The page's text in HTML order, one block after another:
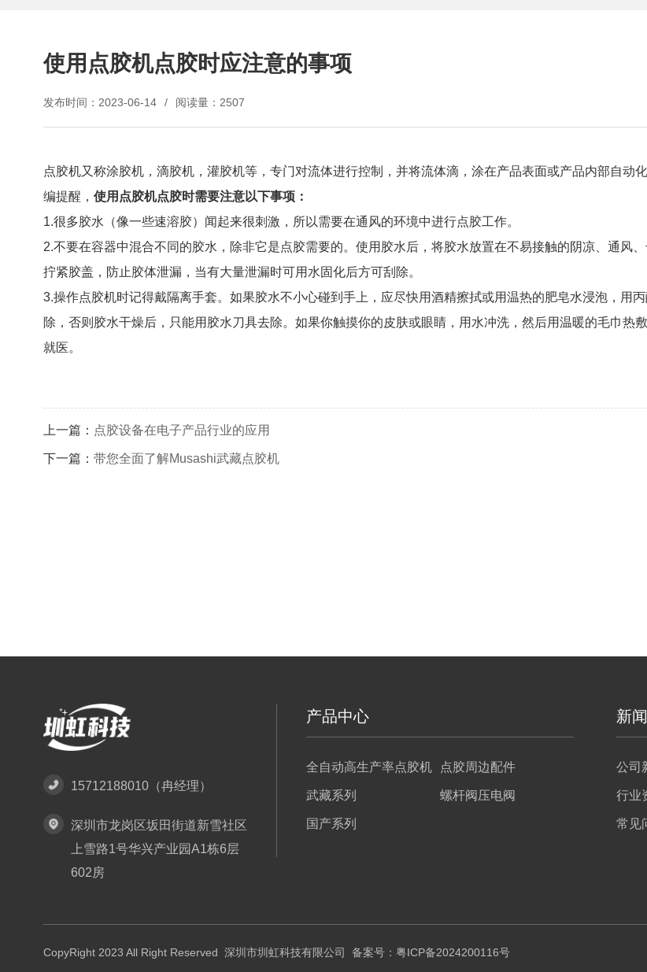
使用点胶机点胶时应注意的事项
发布时间：2023-06-14 / 阅读量：2507
点胶机又称涂胶机，滴胶机，灌胶机等，专门对流体进行控制，并将流体滴，涂在产品表面或产品内部自动
编提醒，使用点胶机点胶时需要注意以下事项：
1.很多胶水（像一些速溶胶）闻起来很刺激，所以需要在通风的环境中进行点胶工作。
2.不要在容器中混合不同的胶水，除非它是点胶需要的。使用胶水后，将胶水放置在不易接触的阴凉、通风、
拧紧胶盖，防止胶体泄漏，当有大量泄漏时可用水固化后方可刮除。
3.操作点胶机时记得戴隔离手套。如果胶水不小心碰到手上，应尽快用酒精擦拭或用温热的肥皂水浸泡，用
除，否则胶水干燥后，只能用胶水刀具去除。如果你触摸你的皮肤或眼睛，用水冲洗，然后用温暖的毛巾热
就医。
上一篇： 点胶设备在电子产品行业的应用
下一篇：带您全面了解Musashi武藏点胶机
15712188010（冉经理）
深圳市龙岗区坂田街道新雪社区
上雪路1号华兴产业园A1栋6层
602房
产品中心
全自动高生产率点胶机 点胶周边配件
武藏系列 螺杆阀压电阀
国产系列
新
公司
行业
常见
CopyRight 2023 All Right Reserved 深圳市圳虹科技有限公司 备案号：粤ICP备2024200116号